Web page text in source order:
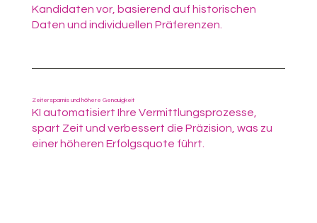
Kandidaten vor, basierend auf historischen
Daten und individuellen Präferenzen.
Zeitersparnis und höhere Genauigkeit
KI automatisiert Ihre Vermittlungsprozesse,
spart Zeit und verbessert die Präzision, was zu
einer höheren Erfolgsquote führt.